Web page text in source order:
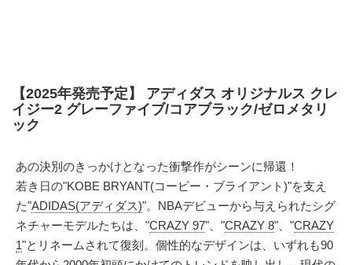
【2025年発売予定】 アディダス オリジナルス クレ
イジー2 グレーファイブ/コアブラック/ゼロメタリ
ック
あの決別のきっかけとなった衝撃作がシーンに帰還！
若き日の"KOBE BRYANT(コービー・ブライアント)"を支え
た"ADIDAS(アディダス)"。NBAデビューから与えられたシグ
ネチャーモデルたちは、"CRAZY 97"、"CRAZY 8"、"CRAZY
1"とリネームされて復刻。個性的なデザインは、いずれも90